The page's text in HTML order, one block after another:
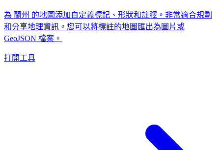
為 蘭州 的地圖添加自定義標記、形狀和註釋。非常適合規劃
和分享地理資訊。您可以將標註的地圖匯出為圖片或
GeoJSON 檔案。
打開工具